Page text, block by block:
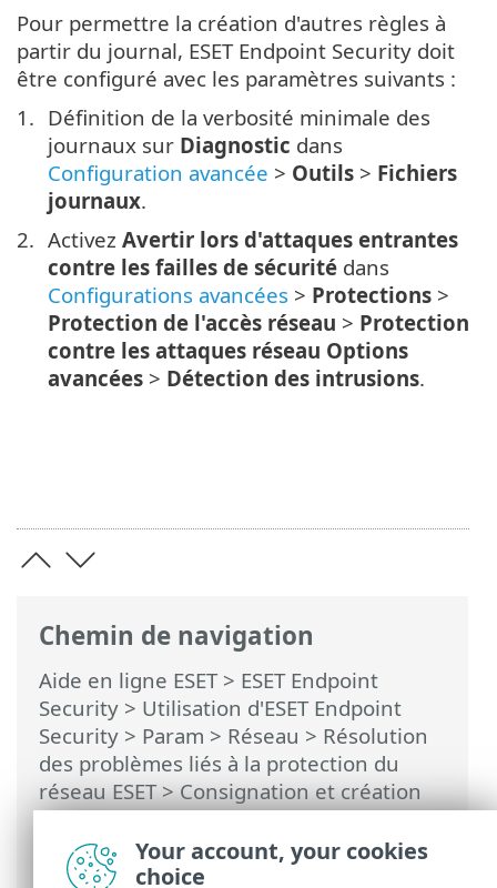
Chemin de navigation
Aide en ligne ESET> ESET Endpoint
Security > Utilisation d'ESET Endpoint
Security > Param > Réseau > Résolution
des problèmes liés à la protection du
réseau ESET>Consignation et création
de règles ou d'exceptions à partir du
journal> Créer une règle à partir du
journal
Pour permettre la création d'autres règles à
partir du journal, ESET Endpoint Security doit
être configuré avec les paramètres suivants :
Définition de la verbosité minimale des
journaux sur Diagnostic dans
Configuration avancée > Outils > Fichiers
journaux.
Activez Avertir lors d'attaques entrantes
contre les failles de sécurité dans
Configurations avancées > Protections >
Protection de l'accès réseau > Protection
contre les attaques réseau Options
avancées > Détection des intrusions.
Your account, your cookies
choice